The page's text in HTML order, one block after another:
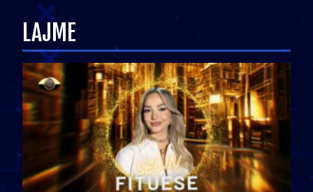
LAJME